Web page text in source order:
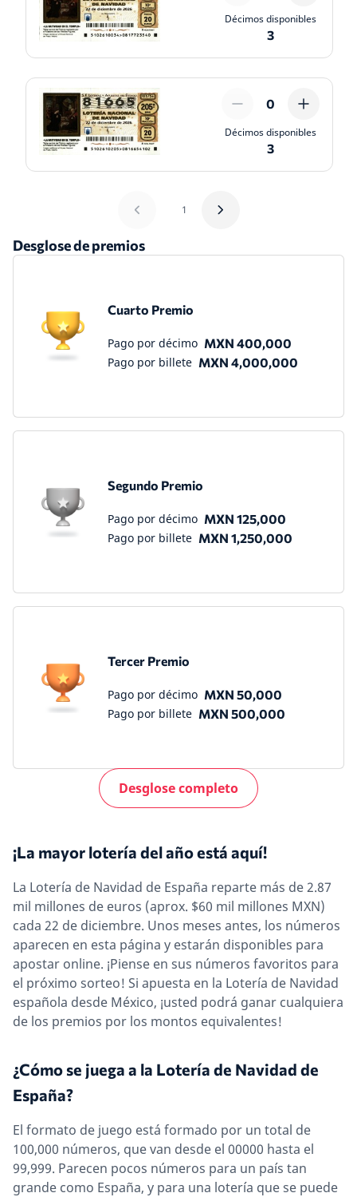
Décimos disponibles
3
0
Décimos disponibles
3
1
Desglose de premios
Cuarto Premio
Pago por décimo MXN 400,000
Pago por billete MXN 4,000,000
Segundo Premio
Pago por décimo MXN 125,000
Pago por billete MXN 1,250,000
Tercer Premio
Pago por décimo MXN 50,000
Pago por billete MXN 500,000
Desglose completo
¡La mayor lotería del año está aquí!
La Lotería de Navidad de España reparte más de 2.87
mil millones de euros (aprox. $60 mil millones MXN)
cada 22 de diciembre. Unos meses antes, los números
aparecen en esta página y estarán disponibles para
apostar online. ¡Piense en sus números favoritos para
el próximo sorteo! Si apuesta en la Lotería de Navidad
española desde México, ¡usted podrá ganar cualquiera
de los premios por los montos equivalentes!
¿Cómo se juega a la Lotería de Navidad de
España?
El formato de juego está formado por un total de
100,000 números, que van desde el 00000 hasta el
99,999. Parecen pocos números para un país tan
grande como España, y para una lotería que se puede